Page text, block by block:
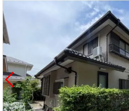
件
を
探
す
試算
売却向け
サービス
周辺相場
検索